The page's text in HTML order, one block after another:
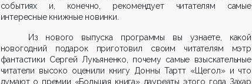
событиях и, конечно, рекомендует читателям самые
интересные книжные новинки.
Из нового выпуска программы вы узнаете, какой
новогодний подарок приготовил своим читателям мэтр
фантастики Сергей Лукьяненко, почему самые взыскательные
читатели высоко оценили книгу Донны Тартт «Щегол» и что
думают о премии «Большая книга» лауреаты этого года Захар